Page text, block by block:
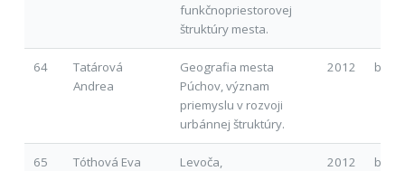
funkčnopriestorovej
štruktúry mesta.
64
Tatárová
Andrea
Geografia mesta
Púchov, význam
priemyslu v rozvoji
urbánnej štruktúry.
2012 b
65 Tóthová Eva
Levoča,
2012 b